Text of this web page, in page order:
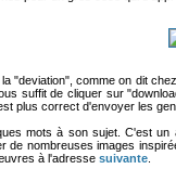
"deviation", comme on dit
suffit de cliquer sur
plus correct d'envoyer les
mots à son sujet. C'est
de nombreuses images
à l'adresse suivante.